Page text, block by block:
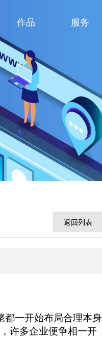
作品 服务
返回列表
都一开始布局合理本身
许多企业便争相一开